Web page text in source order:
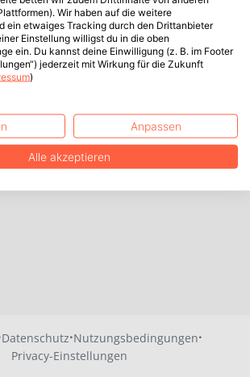
Datenschutz·Nutzungsbedingungen·
Privacy-Einstellungen
Wir haben auf die weitere
ein etwaiges Tracking durch den Drittanbieter
Einstellung willigst du in die oben
ein. Du kannst deine Einwilligung (z. B. im Footer
jederzeit mit Wirkung für die Zukunft
)
Anpassen
Alle akzeptieren